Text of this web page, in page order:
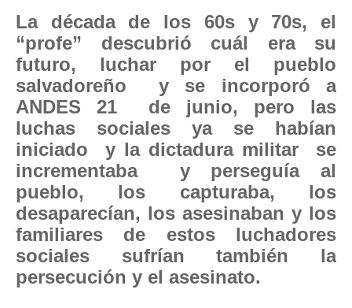
La década de los 60s y 70s, el
“profe” descubrió cuál era su
futuro, luchar por el pueblo
salvadoreño y se incorporó a
ANDES 21 de junio, pero las
luchas sociales ya se habían
iniciado y la dictadura militar se
incrementaba y perseguía al
pueblo, los capturaba, los
desaparecían, los asesinaban y los
familiares de estos luchadores
sociales sufrían también la
persecución y el asesinato.